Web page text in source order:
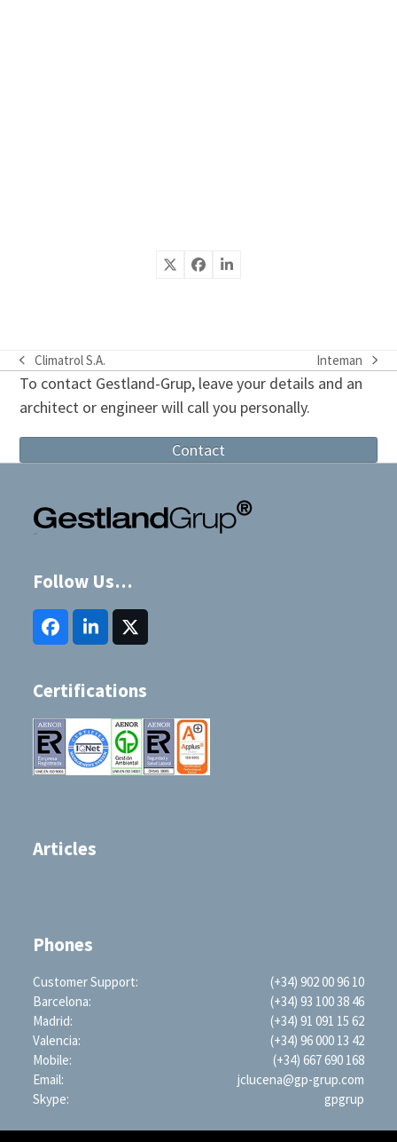
previous
post:
Climatrol S.A.
next
post:
Inteman
To contact Gestland-Grup, leave your details and an
architect or engineer will call you personally.
Contact
Follow Us…
FacebookLinkedInTwitter
(deprecated)
Certifications
Articles
Phones
Customer Support:
(+34) 902 00 96 10
Barcelona:
(+34) 93 100 38 46
Madrid:
(+34) 91 091 15 62
Valencia:
(+34) 96 000 13 42
Mobile:
(+34) 667 690 168
Email:
jclucena@gp-grup.com
Skype:
gpgrup